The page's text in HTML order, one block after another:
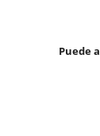
Puede